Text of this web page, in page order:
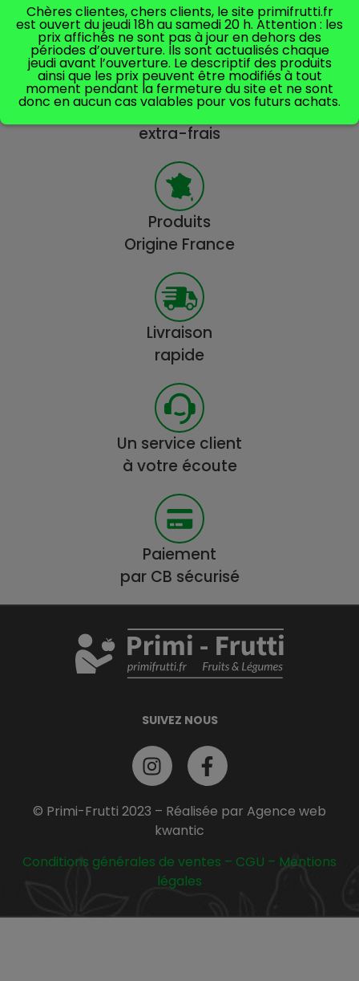
Produits
extra-frais
Produits
Origine France
Livraison
rapide
Un service client
à votre écoute
Paiement
par CB sécurisé
SUIVEZ NOUS
© Primi-Frutti 2023 – Réalisée par Agence web
kwantic
Conditions générales de ventes – CGU – Mentions
légales
Chères clientes, chers clients, le site primifrutti.fr
est ouvert du jeudi 18h au samedi 20 h. Attention : les
prix affichés ne sont pas à jour en dehors des
périodes d’ouverture. Ils sont actualisés chaque
jeudi avant l’ouverture. Le descriptif des produits
ainsi que les prix peuvent être modifiés à tout
moment pendant la fermeture du site et ne sont
donc en aucun cas valables pour vos futurs achats.